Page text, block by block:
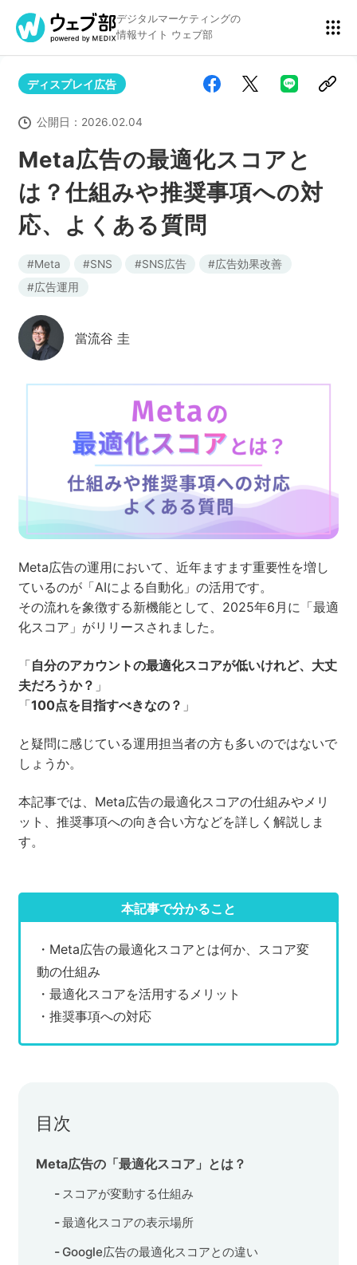
デジタルマーケティングの
情報サイト ウェブ部
リスティング広告
アクセス解析 ディスプレイ広告
アドテクノロジー 広告クリエイティブ
Webサイト構築
ネット市場調査データ フィード広告
SEO ホワイトペーパー
Google Cloud／BI
実績・事例
セミナー
お問い合わせ
Meta広告の最適化スコアと
は？仕組みや推奨事項への対
応、よくある質問
ディスプレイ広告
公開日： 2026.02.04
Meta SNS SNS広告
広告効果改善
広告運用
當流谷 圭
Meta広告の運用において、近年ますます重要性を増し
ているのが「AIによる自動化」の活用です。
その流れを象徴する新機能として、2025年6月に「最適
化スコア」がリリースされました。
「自分のアカウントの最適化スコアが低いけれど、大丈
夫だろうか？ 」
「100点を目指すべきなの？ 」
と疑問に感じている運用担当者の方も多いのではないで
しょうか。
本記事では、Meta広告の最適化スコアの仕組みやメリ
ット、推奨事項への向き合い方などを詳しく解説しま
す。
本記事で分かること
・Meta広告の最適化スコアとは何か、スコア変
動の仕組み
・最適化スコアを活用するメリット
・推奨事項への対応
目次
Meta広告の「最適化スコア」とは？
スコアが変動する仕組み
最適化スコアの表示場所
Google広告の最適化スコアとの違い